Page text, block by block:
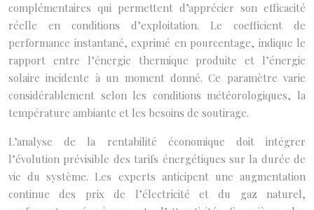
complémentaires qui permettent d’apprécier son efficacité
réelle en conditions d’exploitation. Le coefficient de
performance instantané, exprimé en pourcentage, indique le
rapport entre l’énergie thermique produite et l’énergie
solaire incidente à un moment donné. Ce paramètre varie
considérablement selon les conditions météorologiques, la
température ambiante et les besoins de soutirage.
L’analyse de la rentabilité économique doit intégrer
l’évolution prévisible des tarifs énergétiques sur la durée de
vie du système. Les experts anticipent une augmentation
continue des prix de l’électricité et du gaz naturel,